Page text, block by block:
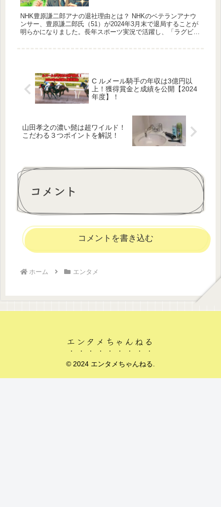
NHK豊原謙二郎アナの退社理由とは？ NHKのベテランアナウ
ンサー、豊原謙二郎氏（51）が2024年3月末で退局することが
明らかになりました。長年スポーツ実況で活躍し、「ラグビー
C ルメール騎手の年収は3億円以
上！獲得賞金と成績を公開【2024
年度】！
山田孝之の濃い髭は超ワイルド！
こだわる３つポイントを解説！
コメント
コメントを書き込む
ホーム エンタメ
エンタメちゃんねる
© 2024 エンタメちゃんねる.